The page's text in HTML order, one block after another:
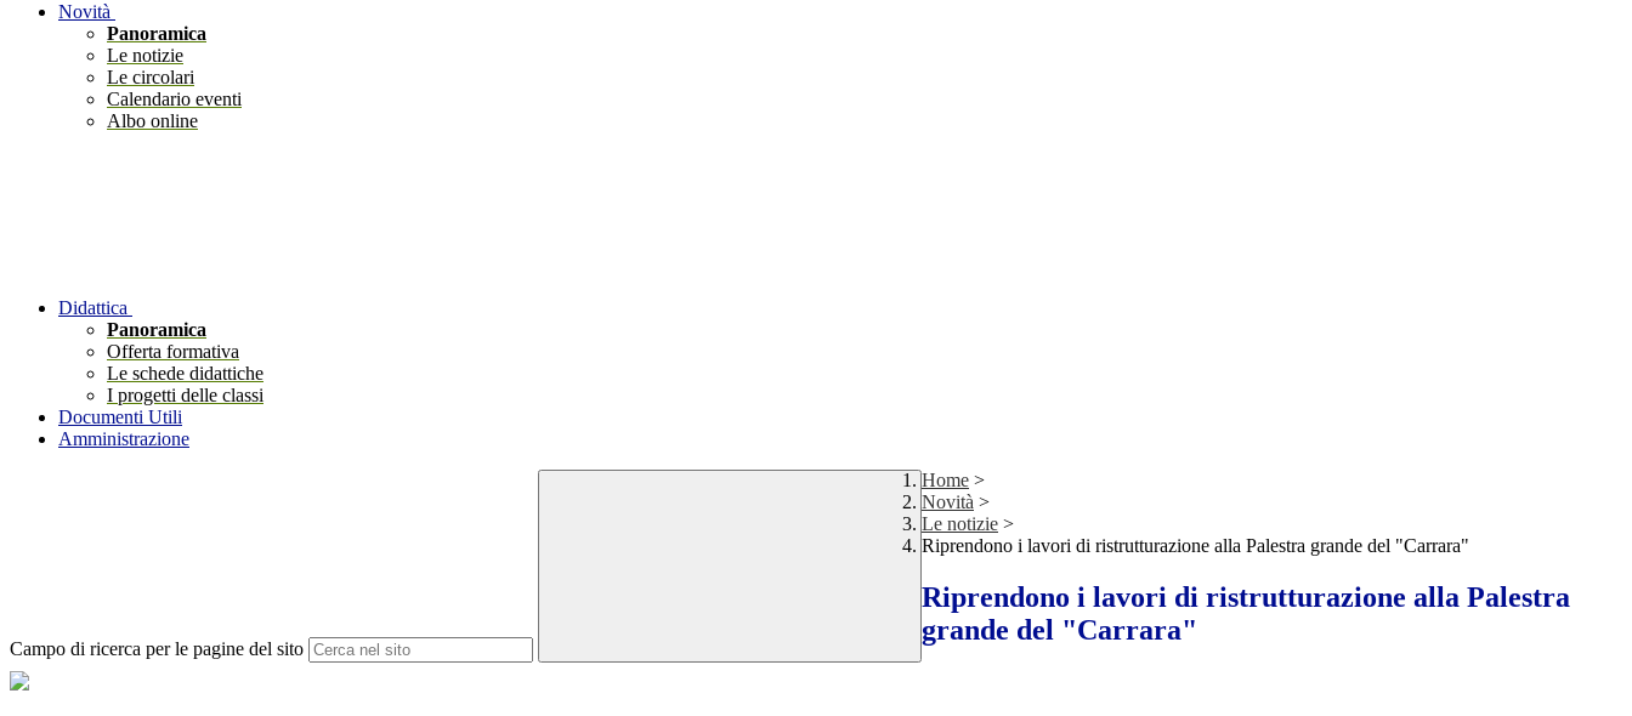
Novità
Panoramica
Le notizie
Le circolari
Calendario eventi
Albo online
Didattica
Panoramica
Offerta formativa
Le schede didattiche
I progetti delle classi
Documenti Utili
Amministrazione
Campo di ricerca per le pagine del sito
Home >
Novità >
Le notizie >
Riprendono i lavori di ristrutturazione alla Palestra grande del "Carrara"
Riprendono i lavori di ristrutturazione alla Palestra
grande del "Carrara"